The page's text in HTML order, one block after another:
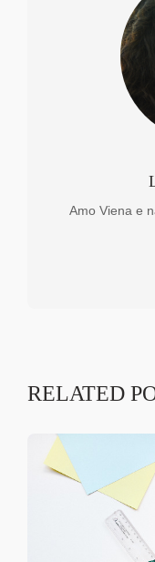
Amo Viena e
RELATED